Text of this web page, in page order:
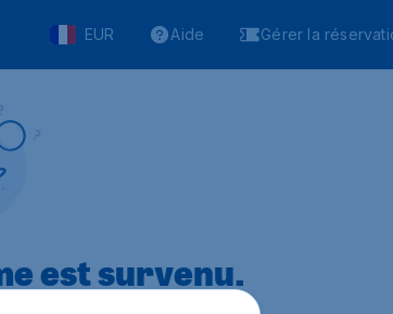
EUR Aide Gérer la
est survenu.